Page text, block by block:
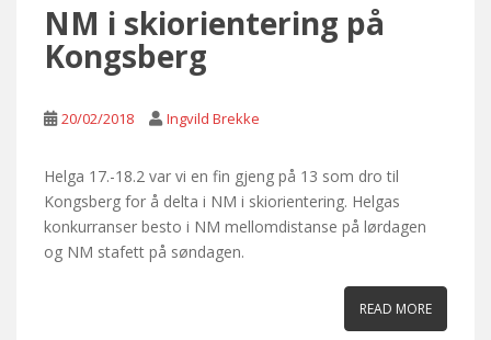
NM i skiorientering på
Kongsberg
20/02/2018 Ingvild Brekke
Helga 17.-18.2 var vi en fin gjeng på 13 som dro til
Kongsberg for å delta i NM i skiorientering. Helgas
konkurranser besto i NM mellomdistanse på lørdagen
og NM stafett på søndagen.
READ MORE